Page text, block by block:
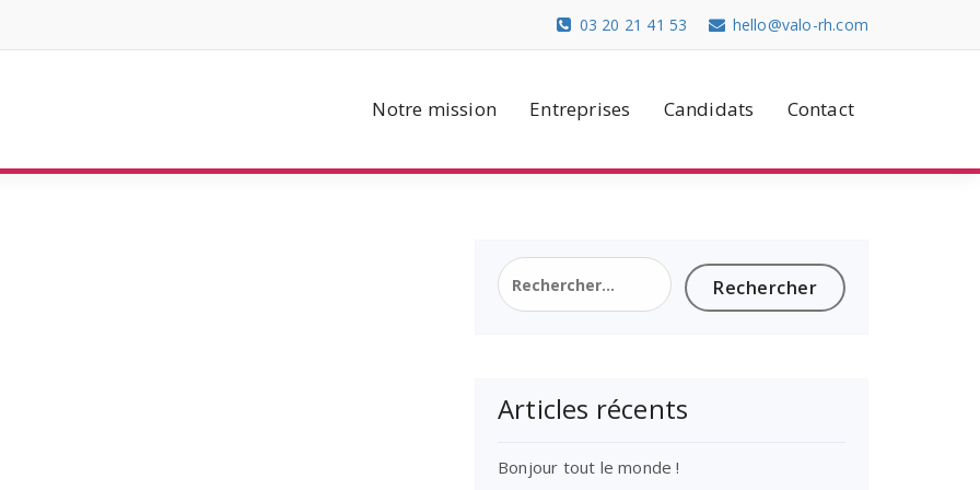
hello@valo-rh.com
03 20 21 41 53
Notre mission Entreprises Candidats Contact
Rechercher :
Articles récents
Bonjour tout le monde !